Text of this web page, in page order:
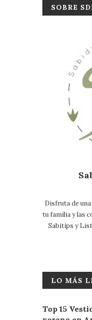
SOBRE
Disfruta de
tu familia y las
Sabitips y
LO MÁS
Top 15